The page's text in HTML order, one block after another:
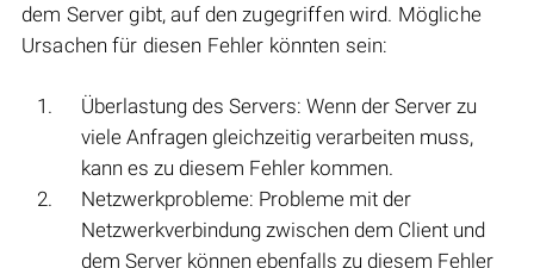
dem Server gibt, auf den zugegriffen wird. Mögliche
Ursachen für diesen Fehler könnten sein:
Überlastung des Servers: Wenn der Server zu
viele Anfragen gleichzeitig verarbeiten muss,
kann es zu diesem Fehler kommen.
Netzwerkprobleme: Probleme mit der
Netzwerkverbindung zwischen dem Client und
dem Server können ebenfalls zu diesem Fehler